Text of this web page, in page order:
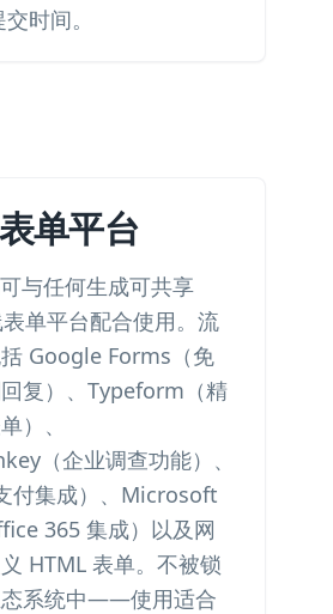
时间。
单平台
与任何生成可共享
单平台配合使用。流
Google Forms（免
复）、Typeform（精
）、
（企业调查功能）、
付集成）、Microsoft
365 集成）以及网
HTML 表单。不被锁
态系统中——使用适合